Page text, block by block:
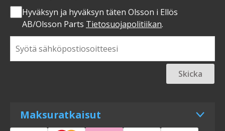
Hyväksyn ja hyväksyn täten Olsson i Ellös
AB/Olsson Parts Tietosuojapolitiikan.
Skicka
Maksuratkaisut